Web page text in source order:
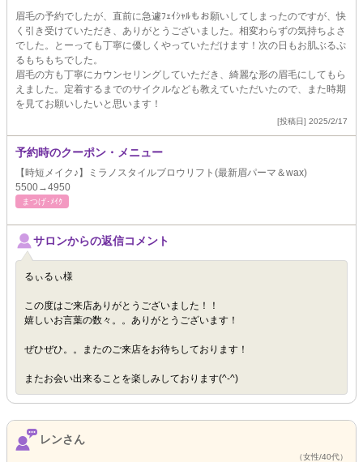
眉毛の予約でしたが、直前に急遽ﾌｪｲｼｬﾙもお願いしてしまったのですが、快
く引き受けていただき、ありがとうございました。相変わらずの気持ちよさ
でした。とーっても丁寧に優しくやっていただけます！次の日もお肌ぶるぷ
るもちもちでした。
眉毛の方も丁寧にカウンセリングしていただき、綺麗な形の眉毛にしてもら
えました。定着するまでのサイクルなども教えていただいたので、また時期
を見てお願いしたいと思います！
[投稿日] 2025/2/17
予約時のクーポン・メニュー
【時短メイク♪】ミラノスタイルブロウリフト(最新眉パーマ＆wax)
5500→4950
まつげ･ﾒｲｸ
サロンからの返信コメント
るぃるぃ様
この度はご来店ありがとうございました！！
嬉しいお言葉の数々。。ありがとうございます！
ぜひぜひ。。またのご来店をお待ちしております！
またお会い出来ることを楽しみしております(^-^)
レンさん
（女性/40代）